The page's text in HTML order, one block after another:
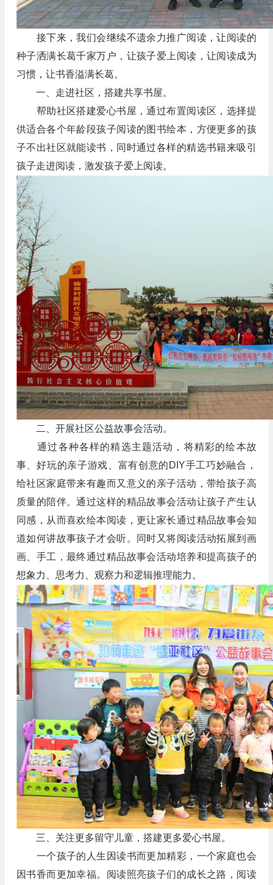
接下来，我们会继续不遗余力推广阅读，让阅读的
种子洒满长葛千家万户，让孩子爱上阅读，让阅读成为
习惯，让书香溢满长葛。
一、走进社区，搭建共享书屋。
帮助社区搭建爱心书屋，通过布置阅读区，选择提
供适合各个年龄段孩子阅读的图书绘本，方便更多的孩
子不出社区就能读书，同时通过各样的精选书籍来吸引
孩子走进阅读，激发孩子爱上阅读。
二、开展社区公益故事会活动。
通过各种各样的精选主题活动，将精彩的绘本故
事、好玩的亲子游戏、富有创意的DIY手工巧妙融合，
给社区家庭带来有趣而又意义的亲子活动，带给孩子高
质量的陪伴。通过这样的精品故事会活动让孩子产生认
同感，从而喜欢绘本阅读，更让家长通过精品故事会知
道如何讲故事孩子才会听。同时又将阅读活动拓展到画
画、手工，最终通过精品故事会活动培养和提高孩子的
想象力、思考力、观察力和逻辑推理能力。
三、关注更多留守儿童，搭建更多爱心书屋。
一个孩子的人生因读书而更加精彩，一个家庭也会
因书香而更加幸福。阅读照亮孩子们的成长之路，阅读